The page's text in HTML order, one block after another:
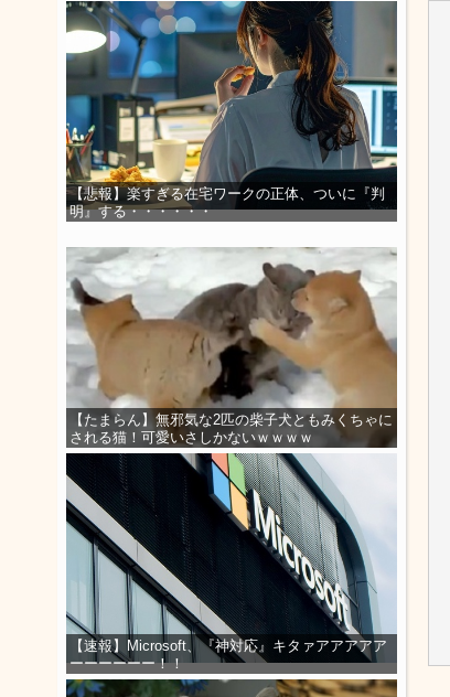
【悲報】楽すぎる在宅ワークの正体、ついに『判
明』する・・・・・・
【たまらん】無邪気な2匹の柴子犬ともみくちゃに
される猫！可愛いさしかないｗｗｗｗ
【速報】Microsoft、『神対応』キタァアアアアア
ーーーーーー！！